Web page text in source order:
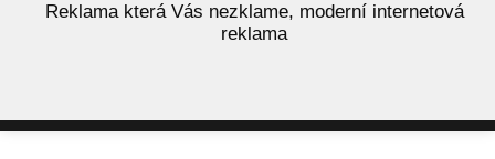
Reklama která Vás nezklame, moderní internetová
reklama